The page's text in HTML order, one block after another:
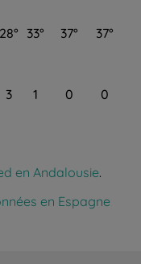
28° 33° 37° 37°
3 1 0 0
en Andalousie.
en Espagne